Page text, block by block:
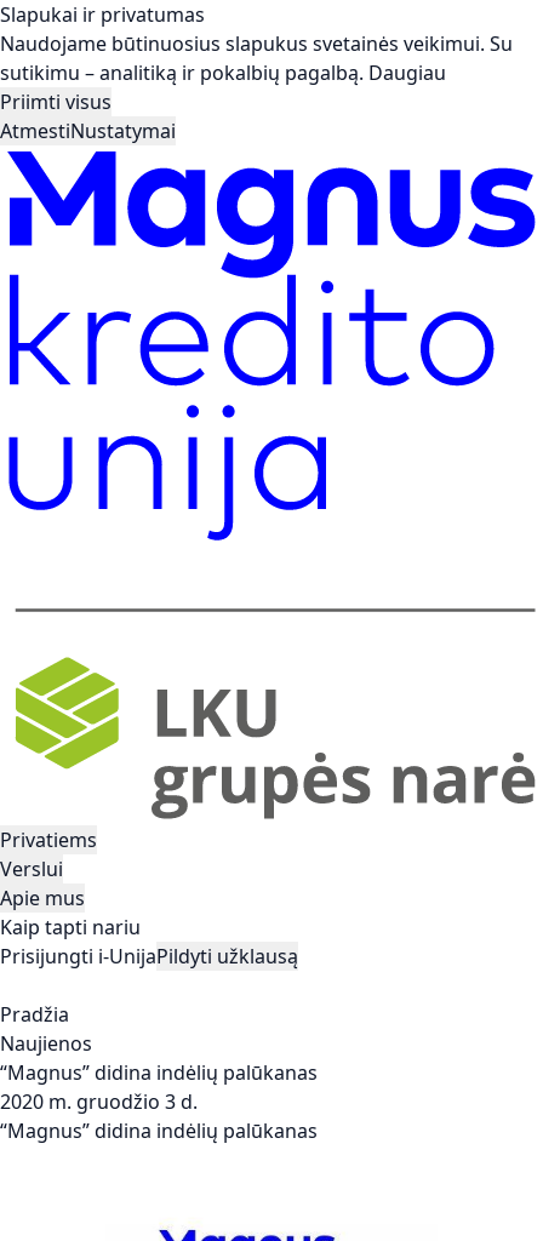
Slapukai ir privatumas
Naudojame būtinuosius slapukus svetainės veikimui. Su
sutikimu – analitiką ir pokalbių pagalbą. Daugiau
Priimti visus
AtmestiNustatymai
Privatiems
Verslui
Apie mus
Kaip tapti nariu
Prisijungti i-UnijaPildyti užklausą
Pradžia
Naujienos
“Magnus” didina indėlių palūkanas
2020 m. gruodžio 3 d.
“Magnus” didina indėlių palūkanas